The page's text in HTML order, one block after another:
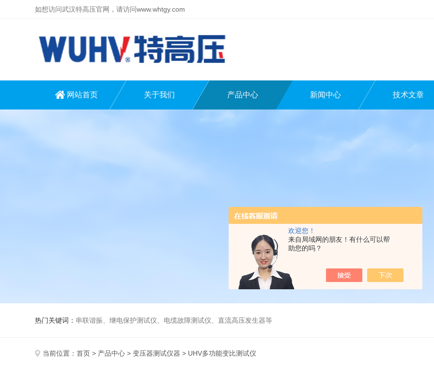
欢迎您！
来自局域网的朋友！有什么可以帮
助您的吗？
如想访问武汉特高压官网，请访问www.whtgy.com
网站首页 关于我们 产品中心 新闻中心 技术文章
热门关键词： 串联谐振、继电保护测试仪、电缆故障测试仪、直流高压发生器等
当前位置： 首页 > 产品中心 > 变压器测试仪器 > UHV多功能变比测试仪